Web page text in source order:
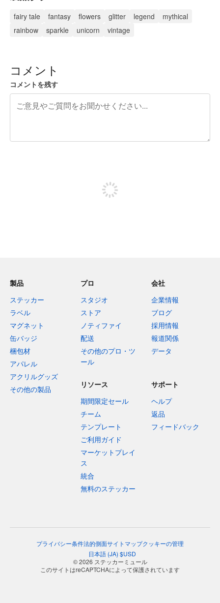
fairy tale fantasy flowers glitter legend
mythical
rainbow
sparkle unicorn vintage
コメント
コメントを残す
製品
ステッカー
ラベル
マグネット
缶バッジ
梱包材
アパレル
アクリルグッズ
その他の製品
プロ
スタジオ
ストア
ノティファイ
配送
その他のプロ・ツ
ール
会社
企業情報
ブログ
採用情報
報道関係
データ
リソース
期間限定セール
チーム
テンプレート
ご利用ガイド
マーケットプレイ
ス
統合
無料のステッカー
サポート
ヘルプ
返品
フィードバック
プライバシー条件法的側面サイトマップクッキーの管理
日本語(JA) $USD
© 2026 ステッカーミュール
このサイトはreCAPTCHAによって保護されています